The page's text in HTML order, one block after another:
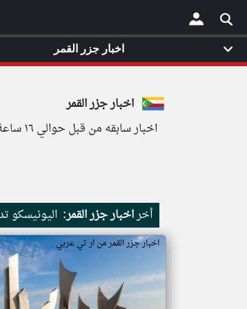
×
اخبار جزر القمر
اخبار سابقه من قبل حوالي ١٦ ساعة
أخراخبار جزر القمر: اليونيسكو
اخبار جزر القمر من ار تي عربي
اخبار جزر القمر